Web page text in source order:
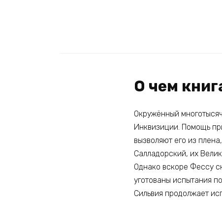
О чем
Окружённый
Инквизиции. Помощь
вызволяют его из
Салладорский, их
Однако вскоре Фессу
уготованы испытания
Сильвия продолжает